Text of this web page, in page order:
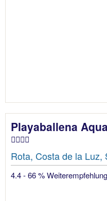
Playaballena
Rota, Costa de la Luz,
4.4 - 66 % Weiterempfehlung